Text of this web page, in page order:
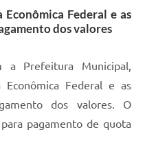
Econômica Federal e as
dos valores
a Prefeitura Municipal,
Econômica Federal e as
dos valores. O
pagamento de quota